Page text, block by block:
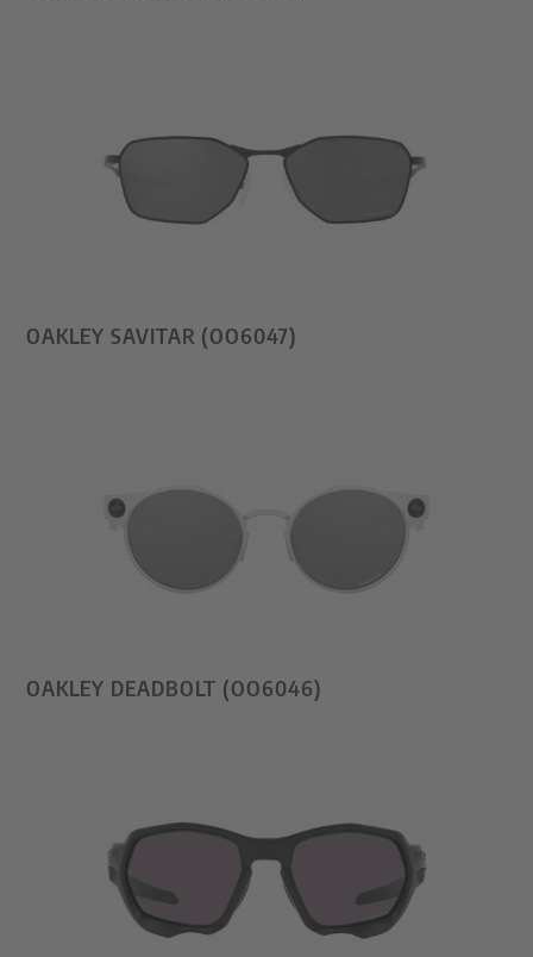
OAKLEY SAVITAR (OO6047)
OAKLEY DEADBOLT (OO6046)